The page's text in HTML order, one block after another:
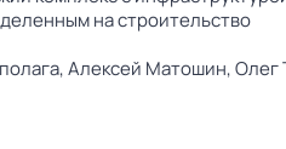
на строительство
Алексей Матошин,Олег